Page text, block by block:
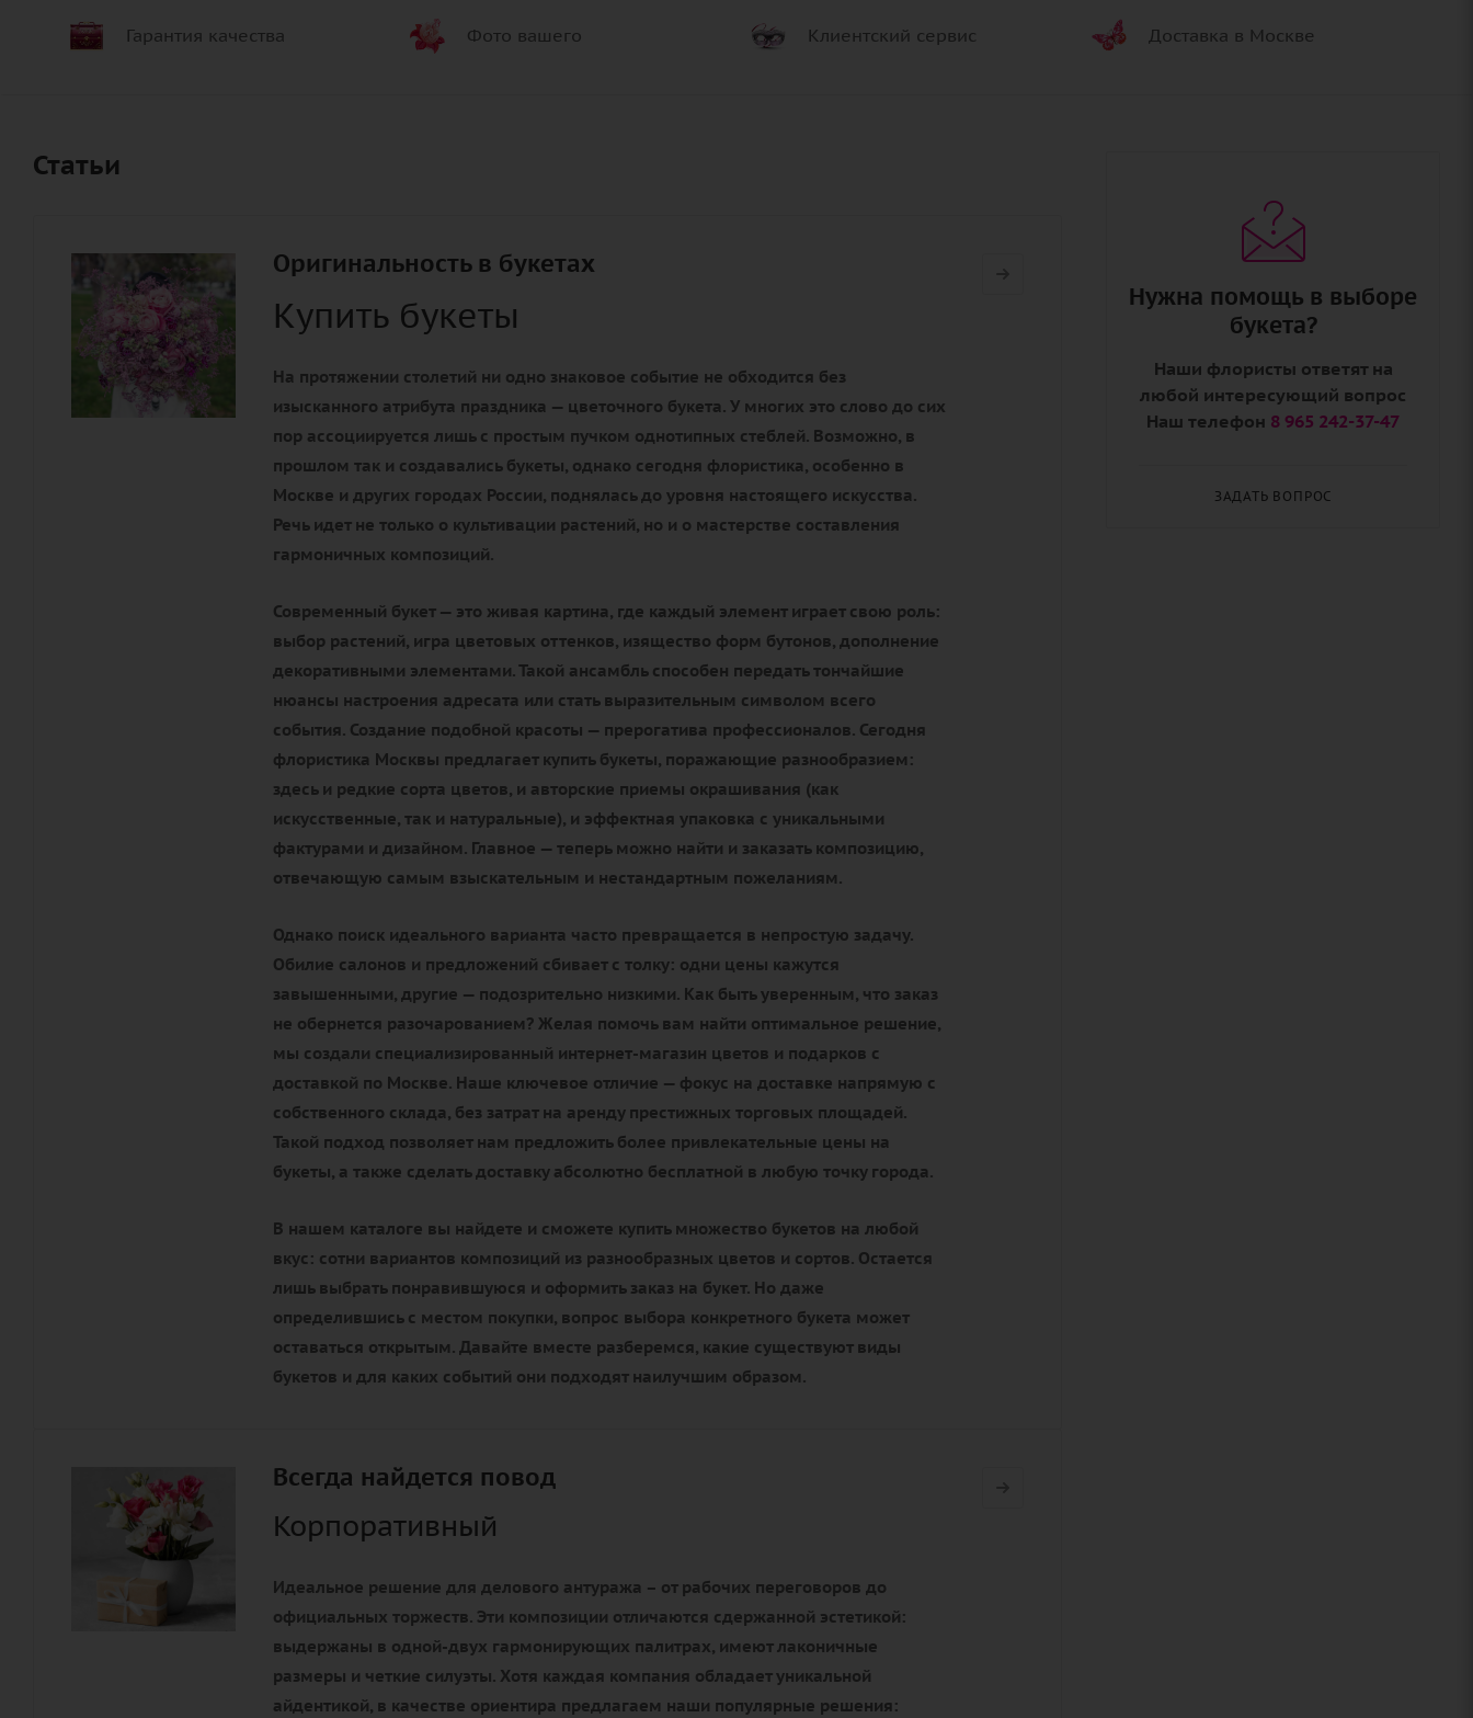
Гарантия качества Фото вашего Клиентский сервис Доставка в Москве
Статьи
Оригинальность в букетах
Купить букеты
На протяжении столетий ни одно знаковое событие не обходится без
изысканного атрибута праздника — цветочного букета. У многих это слово до сих
пор ассоциируется лишь с простым пучком однотипных стеблей. Возможно, в
прошлом так и создавались букеты, однако сегодня флористика, особенно в
Москве и других городах России, поднялась до уровня настоящего искусства.
Речь идет не только о культивации растений, но и о мастерстве составления
гармоничных композиций.
Современный букет — это живая картина, где каждый элемент играет свою роль:
выбор растений, игра цветовых оттенков, изящество форм бутонов, дополнение
декоративными элементами. Такой ансамбль способен передать тончайшие
нюансы настроения адресата или стать выразительным символом всего
события. Создание подобной красоты — прерогатива профессионалов. Сегодня
флористика Москвы предлагает купить букеты, поражающие разнообразием:
здесь и редкие сорта цветов, и авторские приемы окрашивания (как
искусственные, так и натуральные), и эффектная упаковка с уникальными
фактурами и дизайном. Главное — теперь можно найти и заказать композицию,
отвечающую самым взыскательным и нестандартным пожеланиям.
Однако поиск идеального варианта часто превращается в непростую задачу.
Обилие салонов и предложений сбивает с толку: одни цены кажутся
завышенными, другие — подозрительно низкими. Как быть уверенным, что заказ
не обернется разочарованием? Желая помочь вам найти оптимальное решение,
мы создали специализированный интернет-магазин цветов и подарков с
доставкой по Москве. Наше ключевое отличие — фокус на доставке напрямую с
собственного склада, без затрат на аренду престижных торговых площадей.
Такой подход позволяет нам предложить более привлекательные цены на
букеты, а также сделать доставку абсолютно бесплатной в любую точку города.
В нашем каталоге вы найдете и сможете купить множество букетов на любой
вкус: сотни вариантов композиций из разнообразных цветов и сортов. Остается
лишь выбрать понравившуюся и оформить заказ на букет. Но даже
определившись с местом покупки, вопрос выбора конкретного букета может
оставаться открытым. Давайте вместе разберемся, какие существуют виды
букетов и для каких событий они подходят наилучшим образом.
Всегда найдется повод
Корпоративный
Идеальное решение для делового антуража – от рабочих переговоров до
официальных торжеств. Эти композиции отличаются сдержанной эстетикой:
выдержаны в одной-двух гармонирующих палитрах, имеют лаконичные
размеры и четкие силуэты. Хотя каждая компания обладает уникальной
айдентикой, в качестве ориентира предлагаем наши популярные решения:
Нужна помощь в выборе
букета?
Наши флористы ответят на
любой интересующий вопрос
Наш телефон 8 965 242-37-47
ЗАДАТЬ ВОПРОС